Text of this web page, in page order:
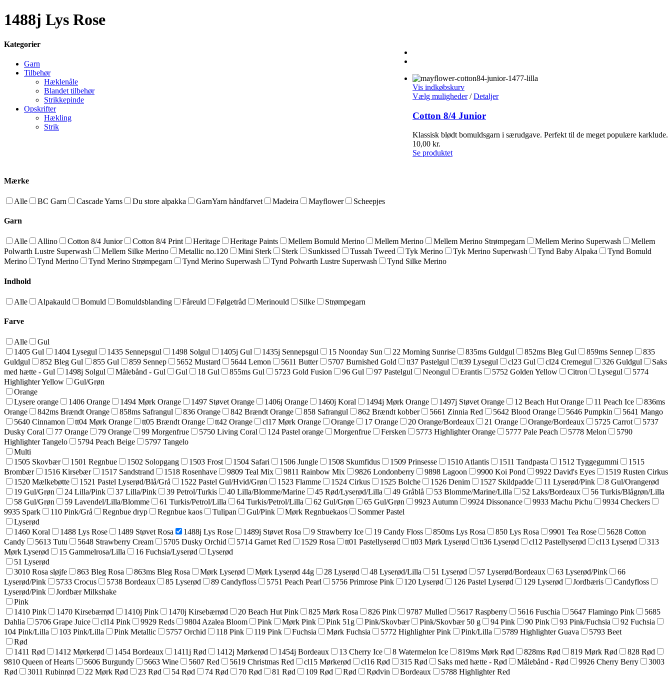
1488j Lys Rose
Vis indkøbskurv
Vælg muligheder/ Detaljer
Cotton 8/4 Junior
Klassisk blødt bomuldsgarn i særudgave. Perfekt til de meget populære karklude.
10,00 kr.
Se produktet
Mærke
Alle BC Garn Cascade Yarns Du store alpakka GarnYarn håndfarvet Madeira Mayflower Scheepjes
Garn
Alle Allino Cotton 8/4 Junior Cotton 8/4 Print Heritage Heritage Paints Mellem Bomuld Merino Mellem Merino Mellem Merino Strømpegarn Mellem Merino Superwash
Mellem
Polwarth Lustre Superwash
Mellem Silke Merino Metallic no.120 Mini Sterk Sterk Sunkissed Tussah Tweed Tyk Merino Tyk Merino Superwash Tynd Baby Alpaka
Tynd Bomuld
Merino
Tynd Merino Tynd Merino Strømpegarn Tynd Merino Superwash Tynd Polwarth Lustre Superwash Tynd Silke Merino
Indhold
Alle Alpakauld Bomuld Bomuldsblanding Fåreuld Følgetråd Merinould Silke Strømpegarn
Farve
Alle
Gul
1405 Gul
1404 Lysegul 1435 Sennepsgul 1498 Solgul 1405j Gul 1435j Sennepsgul 15 Noonday Sun 22 Morning Sunrise 835ms Guldgul 852ms Bleg Gul 859ms Sennep
835
Guldgul
852 Bleg Gul 855 Gul 859 Sennep 5652 Mustard 5644 Lemon 5611 Butter 5707 Burnished Gold tt37 Pastelgul tt39 Lysegul cl23 Gul cl24 Cremegul 326 Guldgul
Saks
med hætte - Gul
1498j Solgul Målebånd - Gul Gul 18 Gul 855ms Gul 5723 Gold Fusion 96 Gul 97 Pastelgul Neongul Erantis 5752 Golden Yellow Citron Lysegul
5774
Highlighter Yellow
Gul/Grøn
Orange
Lysere orange
1406 Orange 1494 Mørk Orange 1497 Støvet Orange 1406j Orange 1460j Koral 1494j Mørk Orange 1497j Støvet Orange 12 Beach Hut Orange 11 Peach Ice
836ms
Orange
842ms Brændt Orange 858ms Safrangul 836 Orange 842 Brændt Orange 858 Safrangul 862 Brændt kobber 5661 Zinnia Red 5642 Blood Orange 5646 Pumpkin
5641 Mango
5640 Cinnamon
tt04 Mørk Orange tt05 Brændt Orange tt42 Orange cl17 Mørk Orange Orange 17 Orange 20 Orange/Bordeaux 21 Orange Orange/Bordeaux 5725 Carrot
5737
Dusky Coral
77 Orange 79 Orange 99 Morgenfrue 5750 Living Coral 124 Pastel orange Morgenfrue Fersken 5773 Highlighter Orange 5777 Pale Peach 5778 Melon
5790
Highlighter Tangelo
5794 Peach Beige
5797 Tangelo
Multi
1505 Skovbær
1501 Regnbue 1502 Solopgang 1503 Frost 1504 Safari 1506 Jungle 1508 Skumfidus 1509 Prinsesse 1510 Atlantis 1511 Tandpasta 1512 Tyggegummi
1515
Brombær
1516 Kirsebær 1517 Sandstrand 1518 Rosenhave 9809 Teal Mix 9811 Rainbow Mix 9826 Londonberry 9898 Lagoon 9900 Koi Pond 9922 David's Eyes
1519 Rusten Cirkus
1520 Mælkebøtte
1521 Pastel Lyserød/Blå/Grå 1522 Pastel Gul/Hvid/Grøn 1523 Flamme 1524 Cirkus 1525 Bolche 1526 Denim 1527 Skildpadde 11 Lyserød/Pink
8 Gul/Orangerød
19 Gul/Grøn
24 Lilla/Pink 37 Lilla/Pink 39 Petrol/Turkis 40 Lilla/Blomme/Marine 45 Rød/Lyserød/Lilla 49 Gråblå 53 Blomme/Marine/Lilla 52 Laks/Bordeaux
56 Turkis/Blågrøn/Lilla
58 Gul/Grøn
59 Lavendel/Lilla/Blomme 61 Turkis/Petrol/Lilla 64 Turkis/Petrol/Lilla 62 Gul/Grøn 65 Gul/Grøn 9923 Autumn 9924 Dissonance 9933 Machu Pichu
9934 Checkers
9935 Spark
110 Pink/Grå Regnbue dryp Regnbue kaos Tulipan Gul/Pink Mørk Regnbuekaos
Sommer Pastel
Lyserød
1460 Koral
1488 Lys Rose 1489 Støvet Rosa 1488j Lys Rose 1489j Støvet Rosa 9 Strawberry Ice 19 Candy Floss 850ms Lys Rosa 850 Lys Rosa 9901 Tea Rose
5628 Cotton
Candy
5613 Tutu 5648 Strawberry Cream 5705 Dusky Orchid 5714 Garnet Red 1529 Rosa tt01 Pastellyserød tt03 Mørk Lyserød tt36 Lyserød cl12 Pastellyserød cl13 Lyserød
313
Mørk Lyserød
15 Gammelrosa/Lilla 16 Fuchsia/Lyserød
Lyserød
51 Lyserød
3010 Rosa sløjfe
863 Bleg Rosa 863ms Bleg Rosa Mørk Lyserød Mørk Lyserød 44g 28 Lyserød 48 Lyserød/Lilla 51 Lyserød 57 Lyserød/Bordeaux 63 Lyserød/Pink
66
Lyserød/Pink
5733 Crocus 5738 Bordeaux 85 Lyserød 89 Candyfloss 5751 Peach Pearl 5756 Primrose Pink 120 Lyserød 126 Pastel Lyserød 129 Lyserød Jordbæris
Candyfloss
Lyserød/Pink
Jordbær Milkshake
Pink
1410 Pink
1470 Kirsebærrød 1410j Pink 1470j Kirsebærrød 20 Beach Hut Pink 825 Mørk Rosa 826 Pink 9787 Mulled 5617 Raspberry 5616 Fuschia 5647 Flamingo Pink
5685
Dahlia
5706 Grape Juice cl14 Pink 9929 Reds 9804 Azalea Bloom Pink Mørk Pink Pink 51g Pink/Skovbær Pink/Skovbær 50 g 94 Pink 90 Pink 93 Pink/Fuchsia
92 Fuchsia
104 Pink/Lilla
103 Pink/Lilla Pink Metallic 5757 Orchid 118 Pink 119 Pink Fuchsia Mørk Fuchsia 5772 Highlighter Pink Pink/Lilla 5789 Highlighter Guava
5793 Beet
Rød
1411 Rød
1412 Mørkerød 1454 Bordeaux 1411j Rød 1412j Mørkerød 1454j Bordeaux 13 Cherry Ice 8 Watermelon Ice 819ms Mørk Rød 828ms Rød 819 Mørk Rød
828 Rød
9810 Queen of Hearts
5606 Burgundy 5663 Wine 5607 Red 5619 Christmas Red cl15 Mørkerød cl16 Rød 315 Rød Saks med hætte - Rød Målebånd - Rød 9926 Cherry Berry
3003
Rød
3011 Rubinrød 22 Mørk Rød 23 Rød 54 Rød 74 Rød 70 Rød 81 Rød 109 Rød Rød Rødvin Bordeaux
5788 Highlighter Red
Kategorier
Garn
Tilbehør
Hæklenåle
Blandet tilbehør
Strikkepinde
Opskrifter
Hækling
Strik